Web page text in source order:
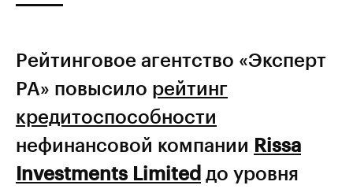
Рейтинговое агентство «Эксперт
РА» повысило рейтинг
кредитоспособности
нефинансовой компании Rissa
Investments Limited до уровня